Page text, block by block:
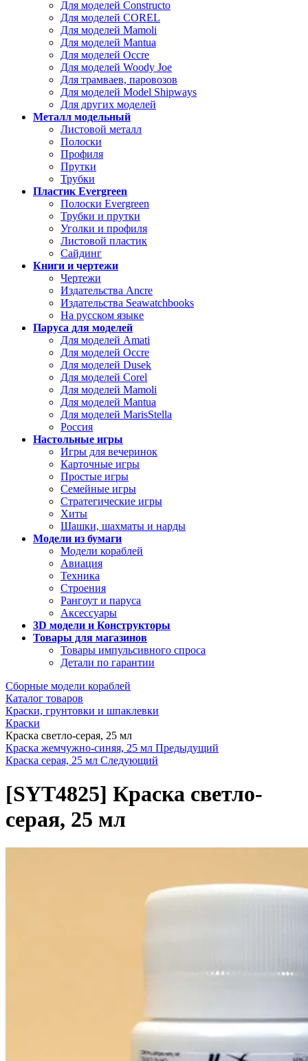
Для моделей Constructo
Для моделей COREL
Для моделей Mamoli
Для моделей Mantua
Для моделей Occre
Для моделей Woody Joe
Для трамваев, паровозов
Для моделей Model Shipways
Для других моделей
Металл модельный
Листовой металл
Полоски
Профиля
Прутки
Трубки
Пластик Evergreen
Полоски Evergreen
Трубки и прутки
Уголки и профиля
Листовой пластик
Сайдинг
Книги и чертежи
Чертежи
Издательства Ancre
Издательства Seawatchbooks
На русском языке
Паруса для моделей
Для моделей Amati
Для моделей Occre
Для моделей Dusek
Для моделей Corel
Для моделей Mamoli
Для моделей Mantua
Для моделей MarisStella
Россия
Настольные игры
Игры для вечеринок
Карточные игры
Простые игры
Семейные игры
Стратегические игры
Хиты
Шашки, шахматы и нарды
Модели из бумаги
Модели кораблей
Авиация
Техника
Строения
Рангоут и паруса
Аксессуары
3D модели и Конструкторы
Товары для магазинов
Товары импульсивного спроса
Детали по гарантии
Сборные модели кораблей
Каталог товаров
Краски, грунтовки и шпаклевки
Краски
Краска светло-серая, 25 мл
Краска жемчужно-синяя, 25 мл Предыдущий
Краска серая, 25 мл Следующий
[SYT4825] Краска светло-
серая, 25 мл